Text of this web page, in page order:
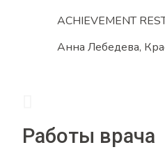
ACHIEVEMENT
Анна Лебедева,
Работы врача